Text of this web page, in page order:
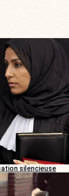
silencieuse